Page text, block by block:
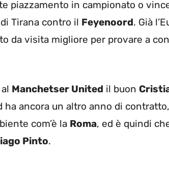
piazzamento in campionato o
Tirana contro il Feyenoord. Già
da visita migliore per provare a
Manchetser United il buon
ha ancora un altro anno di
com’è la Roma, ed è quindi
Pinto.